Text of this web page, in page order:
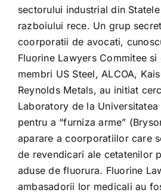
sectorului industrial din
razboiului rece. Un grup
coorporatii de avocati,
Fluorine Lawyers Commitee
membri US Steel, ALCOA,
Reynolds Metals, au initiat
Laboratory de la
pentru a “furniza arme”
aparare a coorporatiilor care
de revendicari ale cetatenilor
aduse de fluorura. Fluorine
ambasadorii lor medicali au